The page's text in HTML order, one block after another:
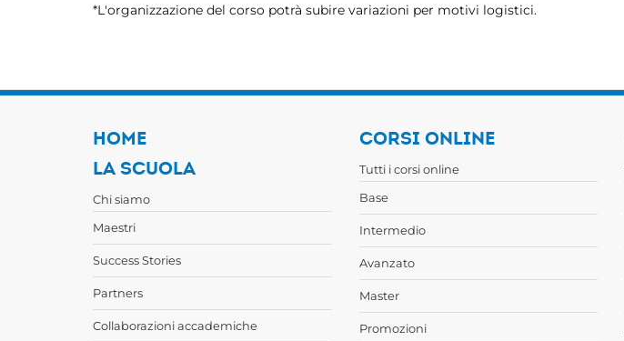
*L'organizzazione del corso potrà subire variazioni per motivi logistici.
HOME
LA SCUOLA
Chi siamo
Maestri
Success Stories
Partners
Collaborazioni accademiche
CORSI ONLINE
Tutti i corsi online
Base
Intermedio
Avanzato
Master
Promozioni